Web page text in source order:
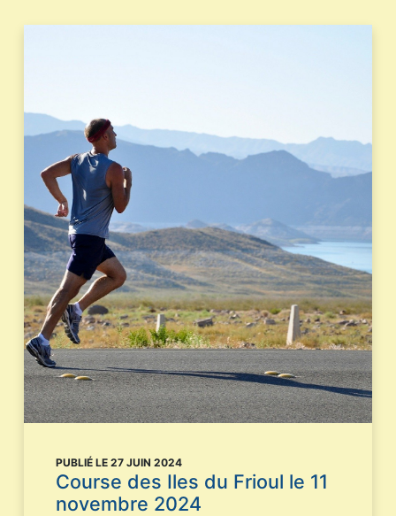
PUBLIÉ LE 27 JUIN 2024
Course des Iles du Frioul le 11
novembre 2024